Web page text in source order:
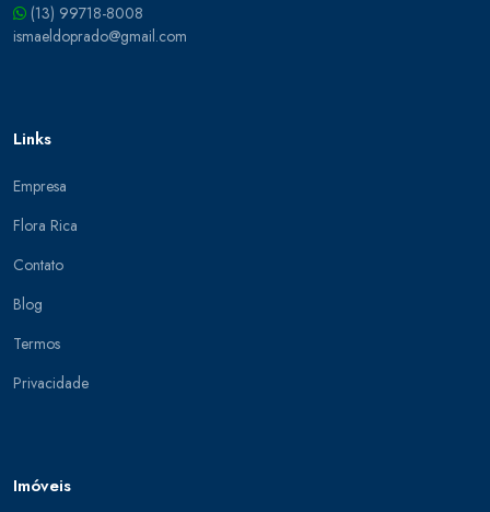
(13) 99718-8008
ismaeldoprado@gmail.com
Links
Empresa
Flora Rica
Contato
Blog
Termos
Privacidade
Imóveis